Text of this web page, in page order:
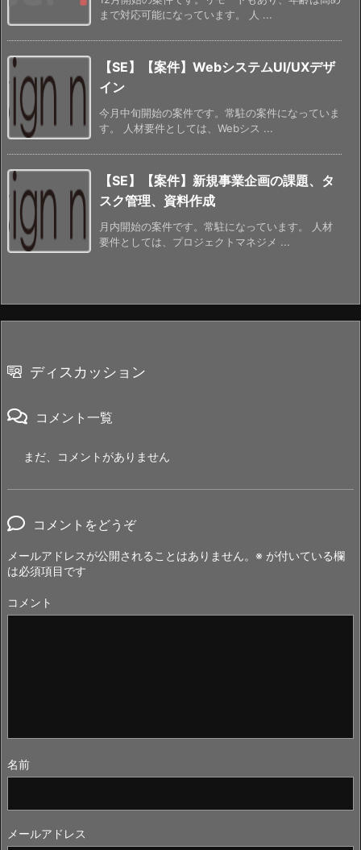
まで対応可能になっています。 人 ...
【SE】【案件】WebシステムUI/UXデザ
イン
今月中旬開始の案件です。常駐の案件になっていま
す。 人材要件としては、Webシス ...
【SE】【案件】新規事業企画の課題、タ
スク管理、資料作成
月内開始の案件です。常駐になっています。 人材
要件としては、プロジェクトマネジメ ...
ディスカッション
コメント一覧
まだ、コメントがありません
コメントをどうぞ
メールアドレスが公開されることはありません。 ※ が付いている欄
は必須項目です
コメント
名前
メールアドレス